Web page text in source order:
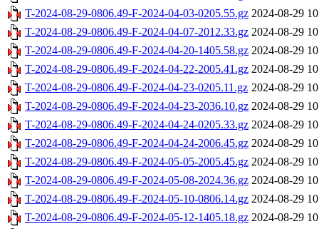
T-2024-08-29-0806.49-F-2024-04-03-0205.55.gz 2024-08-29
T-2024-08-29-0806.49-F-2024-04-07-2012.33.gz 2024-08-29
T-2024-08-29-0806.49-F-2024-04-20-1405.58.gz 2024-08-29
T-2024-08-29-0806.49-F-2024-04-22-2005.41.gz 2024-08-29
T-2024-08-29-0806.49-F-2024-04-23-0205.11.gz 2024-08-29
T-2024-08-29-0806.49-F-2024-04-23-2036.10.gz 2024-08-29
T-2024-08-29-0806.49-F-2024-04-24-0205.33.gz 2024-08-29
T-2024-08-29-0806.49-F-2024-04-24-2006.45.gz 2024-08-29
T-2024-08-29-0806.49-F-2024-05-05-2005.45.gz 2024-08-29
T-2024-08-29-0806.49-F-2024-05-08-2024.36.gz 2024-08-29
T-2024-08-29-0806.49-F-2024-05-10-0806.14.gz 2024-08-29
T-2024-08-29-0806.49-F-2024-05-12-1405.18.gz 2024-08-29